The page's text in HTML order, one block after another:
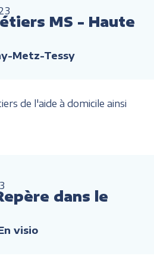
MS - Haute
Metz-Tessy
de l'aide à domicile ainsi
dans le
visio